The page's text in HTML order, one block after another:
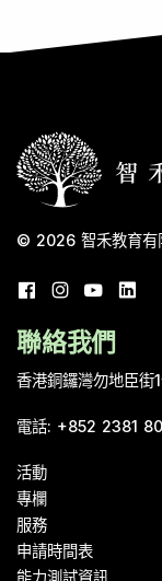
© 2026 智禾教育有
聯絡我們
香港銅鑼灣勿地臣
電話: +852 2381
活動
專欄
服務
申請時間表